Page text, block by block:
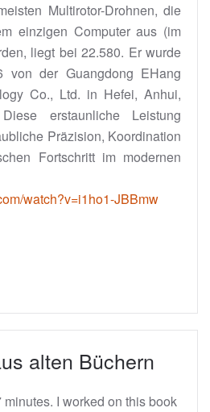
Multirotor-Drohnen, die
einzigen Computer aus (im
liegt bei 22.580. Er wurde
von der Guangdong EHang
Co., Ltd. in Hefei, Anhui,
erstaunliche Leistung
Präzision, Koordination
Fortschritt im modernen
watch?v=i1ho1-JBBmw
alten Büchern
I worked on this book